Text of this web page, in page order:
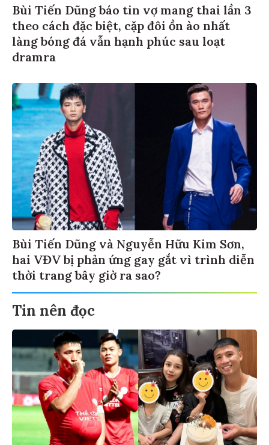
Bùi Tiến Dũng báo tin vợ mang thai lần 3
theo cách đặc biệt, cặp đôi ồn ào nhất
làng bóng đá vẫn hạnh phúc sau loạt
dramra
Bùi Tiến Dũng và Nguyễn Hữu Kim Sơn,
hai VĐV bị phản ứng gay gắt vì trình diễn
thời trang bây giờ ra sao?
Tin nên đọc